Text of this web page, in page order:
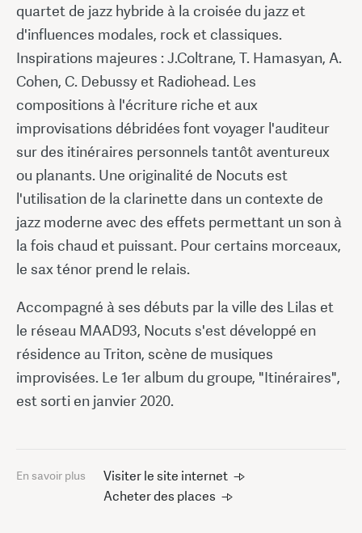
quartet de jazz hybride à la croisée du jazz et
d'influences modales, rock et classiques.
Inspirations majeures : J.Coltrane, T. Hamasyan, A.
Cohen, C. Debussy et Radiohead. Les
compositions à l'écriture riche et aux
improvisations débridées font voyager l'auditeur
sur des itinéraires personnels tantôt aventureux
ou planants. Une originalité de Nocuts est
l'utilisation de la clarinette dans un contexte de
jazz moderne avec des effets permettant un son à
la fois chaud et puissant. Pour certains morceaux,
le sax ténor prend le relais.
Accompagné à ses débuts par la ville des Lilas et
le réseau MAAD93, Nocuts s'est développé en
résidence au Triton, scène de musiques
improvisées. Le 1er album du groupe, "Itinéraires",
est sorti en janvier 2020.
En savoir plus
Visiter le site internet
Acheter des places